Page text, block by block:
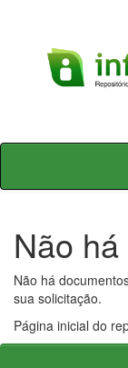
Skip
Não
Não há
sua solicitação.
Página inicial do